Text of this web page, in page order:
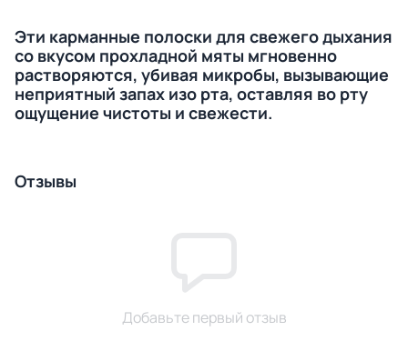
Эти карманные полоски для свежего дыхания
со вкусом прохладной мяты мгновенно
растворяются, убивая микробы, вызывающие
неприятный запах изо рта, оставляя во рту
ощущение чистоты и свежести.
Отзывы
Добавьте первый отзыв